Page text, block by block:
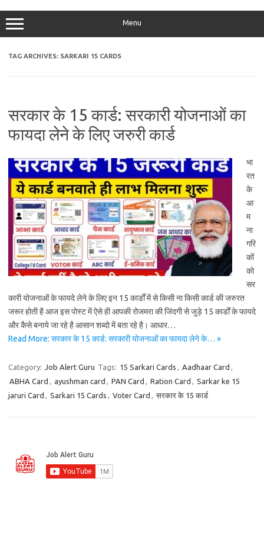
Menu
TAG ARCHIVES: SARKARI 15 CARDS
सरकार के 15 कार्ड: सरकारी योजनाओं का
फायदा लेने के लिए जरुरी कार्ड
भा
रत
के
आ
म
ना
गरि
कों
को
सर
कारी योजनाओं के फायदे लेने के लिए इन 15 कार्डों में से किसी ना किसी कार्ड की जरुरत
जरूर होती है आज इस पोस्ट में ऐसे ही आपकी रोजमरा की जिंदगी से जुड़े 15 कार्डों के फायदे
और कैसे बनाये जा रहे है आसान शब्दो में बता रहे है। आधार…
Read More: सरकार के 15 कार्ड: सरकारी योजनाओं का फायदा लेने के… »
Category: Job Alert Guru Tags: 15 Sarkari Cards , Aadhaar Card ,
ABHA Card , ayushman card , PAN Card , Ration Card , Sarkar ke 15
jaruri Card , Sarkari 15 Cards , Voter Card , सरकार के 15 कार्ड